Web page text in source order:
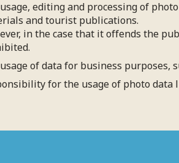
editing and processing of
and tourist publications.
in the case that it offends the
of data for business purposes,
for the usage of photo data